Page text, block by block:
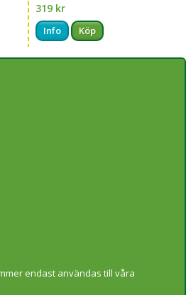
319 kr
Info Köp
endast användas till våra